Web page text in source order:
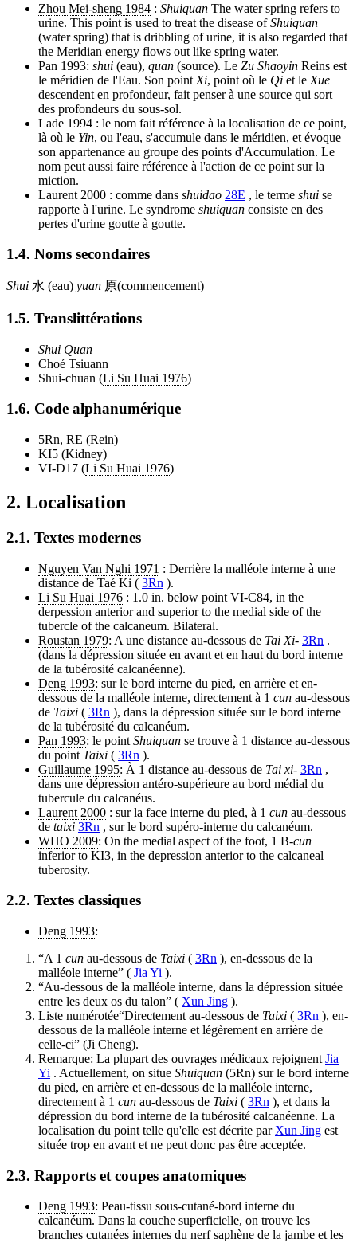
Zhou Mei-sheng 1984 : Shuiquan The water spring refers to
urine. This point is used to treat the disease ofShuiquan
(water spring) that is dribbling of urine, it is also regarded that
the Meridian energy flows out like spring water.
Pan 1993: shui (eau), quan (source). Le Zu Shaoyin Reins est
le méridien de l'Eau. Son point Xi, point où le Qi et le Xue
descendent en profondeur, fait penser à une source qui sort
des profondeurs du sous-sol.
Lade 1994 : le nom fait référence à la localisation de ce point,
là où le Yin, ou l'eau, s'accumule dans le méridien, et évoque
son appartenance au groupe des points d'Accumulation. Le
nom peut aussi faire référence à l'action de ce point sur la
miction.
Laurent 2000 : comme dans shuidao 28E , le terme shui se
rapporte à l'urine. Le syndrome shuiquan consiste en des
pertes d'urine goutte à goutte.
1.4. Noms secondaires
Shui 水 (eau) yuan 原(commencement)
1.5. Translittérations
Shui Quan
Choé Tsiuann
Shui-chuan (Li Su Huai 1976)
1.6. Code alphanumérique
5Rn, RE (Rein)
KI5 (Kidney)
VI-D17 (Li Su Huai 1976)
2. Localisation
2.1. Textes modernes
Nguyen Van Nghi 1971 : Derrière la malléole interne à une
distance de Taé Ki ( 3Rn ).
Li Su Huai 1976 : 1.0 in. below point VI-C84, in the
derpession anterior and superior to the medial side of the
tubercle of the calcaneum. Bilateral.
Roustan 1979: A une distance au-dessous de Tai Xi- 3Rn .
(dans la dépression située en avant et en haut du bord interne
de la tubérosité calcanéenne).
Deng 1993: sur le bord interne du pied, en arrière et en-
dessous de la malléole interne, directement à 1 cun au-dessous
de Taixi ( 3Rn ), dans la dépression située sur le bord interne
de la tubérosité du calcanéum.
Pan 1993: le point Shuiquan se trouve à 1 distance au-dessous
du point Taixi ( 3Rn ).
Guillaume 1995: À 1 distance au-dessous de Tai xi- 3Rn ,
dans une dépression antéro-supérieure au bord médial du
tubercule du calcanéus.
Laurent 2000 : sur la face interne du pied, à 1 cun au-dessous
de taixi 3Rn , sur le bord supéro-interne du calcanéum.
WHO 2009: On the medial aspect of the foot, 1 B-cun
inferior to KI3, in the depression anterior to the calcaneal
tuberosity.
2.2. Textes classiques
Deng 1993:
“A 1 cun au-dessous de Taixi ( 3Rn ), en-dessous de la
malléole interne” ( Jia Yi ).
“Au-dessous de la malléole interne, dans la dépression située
entre les deux os du talon” ( Xun Jing ).
Liste numérotée“Directement au-dessous de Taixi ( 3Rn ), en-
dessous de la malléole interne et légèrement en arrière de
celle-ci” (Ji Cheng).
Remarque: La plupart des ouvrages médicaux rejoignent Jia
Yi . Actuellement, on situe Shuiquan (5Rn) sur le bord interne
du pied, en arrière et en-dessous de la malléole interne,
directement à 1 cun au-dessous de Taixi ( 3Rn ), et dans la
dépression du bord interne de la tubérosité calcanéenne. La
localisation du point telle qu'elle est décrite par Xun Jing est
située trop en avant et ne peut donc pas être acceptée.
2.3. Rapports et coupes anatomiques
Deng 1993: Peau-tissu sous-cutané-bord interne du
calcanéum. Dans la couche superficielle, on trouve les
branches cutanées internes du nerf saphène de la jambe et les